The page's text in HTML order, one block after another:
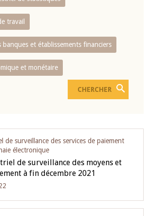
travail
banques et établissements financiers
et monétaire
de surveillance des services de paiement
électronique
de surveillance des moyens et
à fin décembre 2021